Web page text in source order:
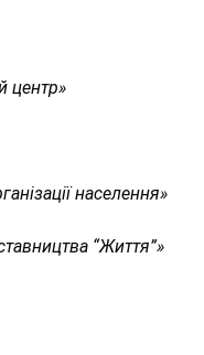
центр»
населення»
“Життя”»